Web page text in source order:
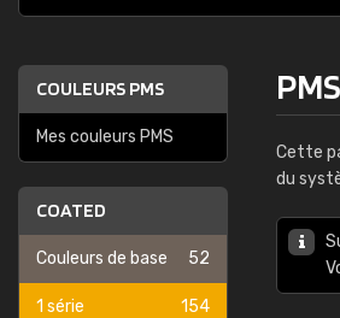
COULEURS PMS
Mes couleurs PMS
COATED
Couleurs de base 52
1 série 154
Cette
du